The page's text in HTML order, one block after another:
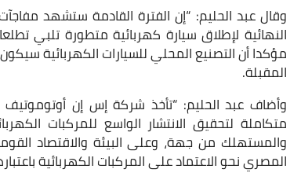
وقال عبد الحليم: “إن الفترة القادمة ستشهد
النهائية لإطلاق سيارة كهربائية متطورة تلبي
مؤكدا أن التصنيع المحلي للسيارات الكهربائية
المقبلة.
وأضاف عبد الحليم: “تأخذ شركة إس إن
متكاملة لتحقيق الانتشار الواسع للمركبات
والمستهلك من جهة، وعلى البيئة والاقتصاد
المصري نحو الاعتماد على المركبات الكهربائية